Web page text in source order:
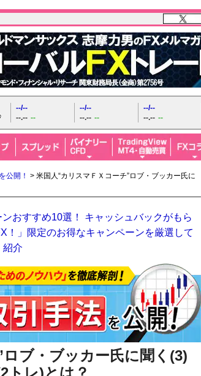
--/--
--.-- --
--/--
--.-- --
--/--
--.-- --
公開！ > 米国人“カリスマＦＸコーチ”ロブ・ブッカー氏に
おすすめ10選！ キャッシュバックがもら
！」限定のお得なキャンペーンを厳選して
紹介
ブ・ブッカー氏に聞く(3)
トレ)とは？